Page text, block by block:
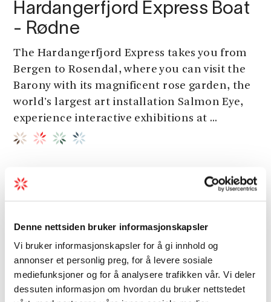
Denne nettsiden bruker informasjonskapsler
Vi bruker informasjonskapsler for å gi innhold og
annonser et personlig preg, for å levere sosiale
mediefunksjoner og for å analysere trafikken vår. Vi deler
dessuten informasjon om hvordan du bruker nettstedet
Hardangerfjord Express Boat
- Rødne
The Hardangerfjord Express takes you from
Bergen to Rosendal, where you can visit the
Barony with its magnificent rose garden, the
world's largest art installation Salmon Eye,
experience interactive exhibitions at ...